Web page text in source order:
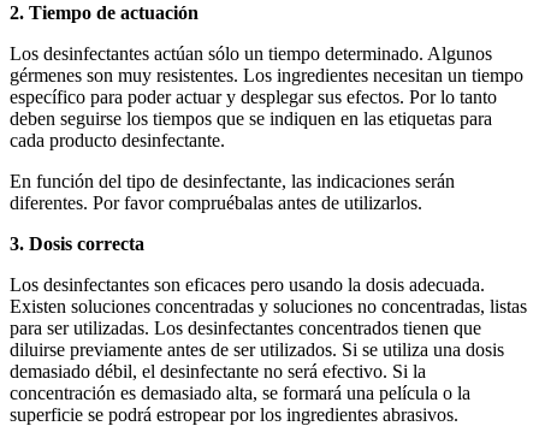
2. Tiempo de actuación
Los desinfectantes actúan sólo un tiempo determinado. Algunos
gérmenes son muy resistentes. Los ingredientes necesitan un tiempo
específico para poder actuar y desplegar sus efectos. Por lo tanto
deben seguirse los tiempos que se indiquen en las etiquetas para
cada producto desinfectante.
En función del tipo de desinfectante, las indicaciones serán
diferentes. Por favor compruébalas antes de utilizarlos.
3. Dosis correcta
Los desinfectantes son eficaces pero usando la dosis adecuada.
Existen soluciones concentradas y soluciones no concentradas, listas
para ser utilizadas. Los desinfectantes concentrados tienen que
diluirse previamente antes de ser utilizados. Si se utiliza una dosis
demasiado débil, el desinfectante no será efectivo. Si la
concentración es demasiado alta, se formará una película o la
superficie se podrá estropear por los ingredientes abrasivos.